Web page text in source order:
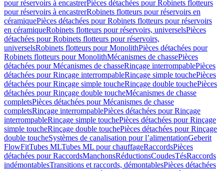
pour réservoirs à encastrerPièces détachées pour Robinets flotteurs
pour réservoirs à encastrerRobinets flotteurs pour réservoirs en
céramiquePièces détachées pour Robinets flotteurs pour réservoirs
en céramiqueRobinets flotteurs pour réservoirs, universelsPièces
détachées pour Robinets flotteurs pour réservoirs,
universelsRobinets flotteurs pour MonolithPièces détachées pour
Robinets flotteurs pour MonolithMécanismes de chassePièces
détachées pour Mécanismes de chasseRinçage interrompablePièces
détachées pour Rinçage interrompableRinçage simple touchePièces
détachées pour Rinçage simple toucheRinçage double touchePièces
détachées pour Rinçage double toucheMécanismes de chasse
completsPièces détachées pour Mécanismes de chasse
completsRinçage interrompablePièces détachées pour Rinçage
interrompableRinçage simple touchePièces détachées pour Rinçage
simple toucheRinçage double touchePièces détachées pour Rinçage
double toucheSystèmes de canalisation pour l’alimentationGeberit
FlowFitTubes MLTubes ML pour chauffageRaccordsPièces
détachées pour RaccordsManchonsRéductionsCoudesTésRaccords
indémontablesTransitions et raccords, démontablesPièces détachées